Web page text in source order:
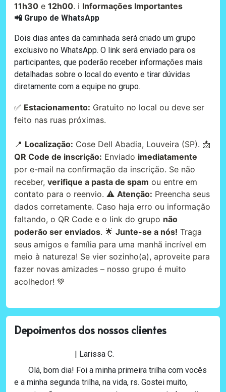
11h30 e 12h00. ℹ️ Informações Importantes
📲 Grupo de WhatsApp
Dois dias antes da caminhada será criado um grupo
exclusivo no WhatsApp. O link será enviado para os
participantes, que poderão receber informações mais
detalhadas sobre o local do evento e tirar dúvidas
diretamente com a equipe no grupo.
✅ Estacionamento: Gratuito no local ou deve ser
feito nas ruas próximas.
📍 Localização: Cose Dell Abadia, Louveira (SP). 📩
QR Code de inscrição: Enviado imediatamente
por e-mail na confirmação da inscrição. Se não
receber, verifique a pasta de spam ou entre em
contato para o reenvio. ⚠️ Atenção: Preencha seus
dados corretamente. Caso haja erro ou informação
faltando, o QR Code e o link do grupo não
poderão ser enviados. 🌟 Junte-se a nós! Traga
seus amigos e família para uma manhã incrível em
meio à natureza! Se vier sozinho(a), aproveite para
fazer novas amizades – nosso grupo é muito
acolhedor! 💚
Depoimentos dos nossos clientes
| Larissa C.
Olá, bom dia! Foi a minha primeira trilha com vocês
e a minha segunda trilha, na vida, rs. Gostei muito,